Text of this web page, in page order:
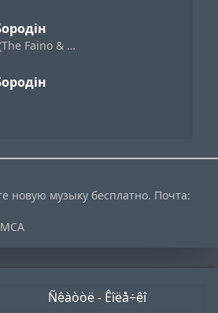
Якби Не Ти (The Faino & Aladdin Remix)
новую музыку бесплатно. Почта:
Ñêàòòë - Êîëå÷êî